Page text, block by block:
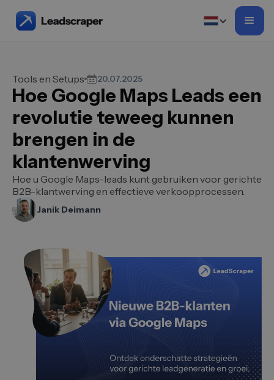
Tools en Setups 20.07.2025
Hoe Google Maps Leads een
revolutie teweeg kunnen
brengen in de
klantenwerving
Hoe u Google Maps-leads kunt gebruiken voor gerichte
B2B-klantwerving en effectieve verkoopprocessen.
Janik Deimann